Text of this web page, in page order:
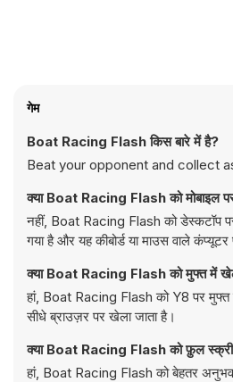
गेम
Boat Racing Flash किस बारे में है?
Beat your opponent and collect
क्या Boat Racing Flash को मोबाइल
नहीं, Boat Racing Flash को डेस्कटॉप
गया है और यह कीबोर्ड या माउस वाले
क्या Boat Racing Flash को मुफ्त में
हां, Boat Racing Flash को Y8 पर
सीधे ब्राउज़र पर खेला जाता है।
क्या Boat Racing Flash को फ़ुल
हां, Boat Racing Flash को बेहतर